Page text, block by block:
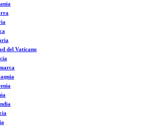
del Vaticano